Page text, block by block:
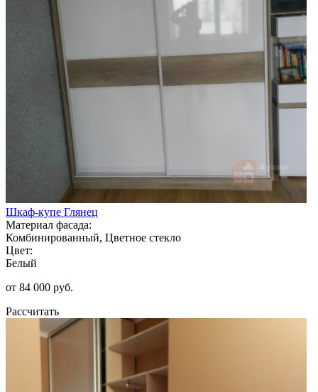
Шкаф-купе Глянец
Материал фасада:
Комбинированный, Цветное стекло
Цвет:
Белый
от 84 000 руб.
Рассчитать